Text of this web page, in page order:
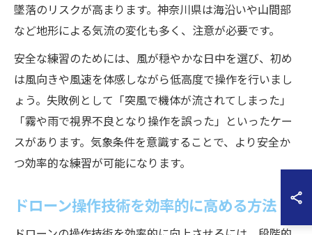
墜落のリスクが高まります。神奈川県は海沿いや山間部
など地形による気流の変化も多く、注意が必要です。
安全な練習のためには、風が穏やかな日中を選び、初め
は風向きや風速を体感しながら低高度で操作を行いまし
ょう。失敗例として「突風で機体が流されてしまった」
「霧や雨で視界不良となり操作を誤った」といったケー
スがあります。気象条件を意識することで、より安全か
つ効率的な練習が可能になります。
ドローン操作技術を効率的に高める方法